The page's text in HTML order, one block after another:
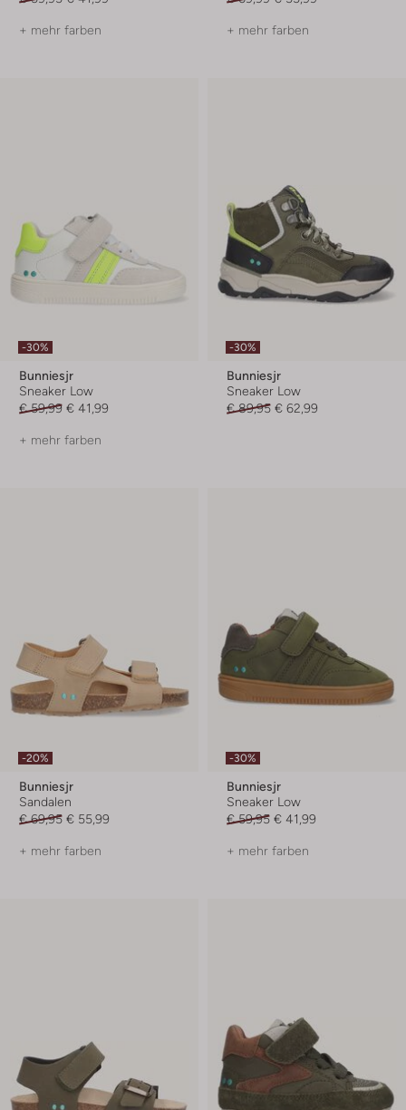
+ mehr farben + mehr farben
-30%
Bunniesjr
Sneaker Low
€ 59,99 € 41,99
+ mehr farben
-30%
Bunniesjr
Sneaker Low
€ 89,95 € 62,99
-20%
Bunniesjr
Sandalen
€ 69,95 € 55,99
+ mehr farben
-30%
Bunniesjr
Sneaker Low
€ 59,95 € 41,99
+ mehr farben